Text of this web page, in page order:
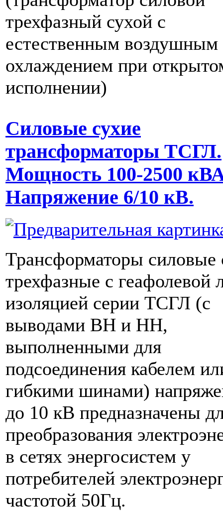
трехфазный сухой с
естественным воздушным
охлаждением при
исполнении)
Силовые сухие
трансформаторы ТСГЛ.
Мощность 100-2500
Напряжение 6/10 кВ.
Трансформаторы силовые
трехфазные с геафолевой
изоляцией серии ТСГЛ (с
выводами ВН и НН,
выполненными для
подсоединения кабелем
гибкими шинами)
до 10 кВ предназначены
преобразования
в сетях энергосистем у
потребителей
частотой 50Гц.